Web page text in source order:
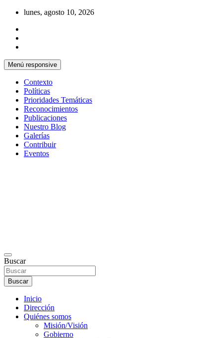
Saltar
contenido
lunes, agosto 10, 2026
Menú responsive
Contexto
Políticas
Prioridades Temáticas
Reconocimientos
Publicaciones
Nuestro Blog
Galerías
Contribuir
Eventos
Buscar
Buscar
Inicio
Dirección
Quiénes somos
Misión/Visión
Gobierno